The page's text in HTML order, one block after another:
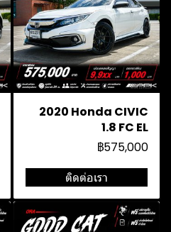
2020 Honda CIVIC
1.8 FC EL
฿575,000
ติดต่อเรา